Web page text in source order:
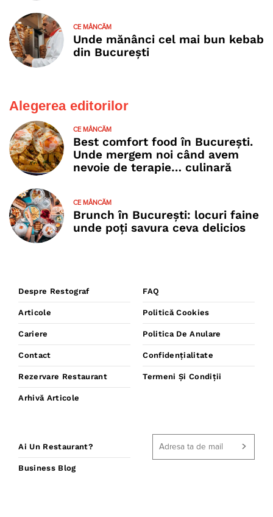
CE MÂNCĂM
Unde mănânci cel mai bun kebab
din București
Alegerea editorilor
CE MÂNCĂM
Best comfort food în București.
Unde mergem noi când avem
nevoie de terapie… culinară
CE MÂNCĂM
Brunch în București: locuri faine
unde poţi savura ceva delicios
Despre Restograf
Articole
Cariere
Contact
Rezervare Restaurant
Arhivă Articole
FAQ
Politică Cookies
Politica De Anulare
Confidențialitate
Termeni Și Condiții
Ai Un Restaurant?
Business Blog